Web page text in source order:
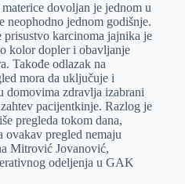
dovoljan je jednom u
neophodno jednom godišnje.
karcinoma jajnika je
kolor dopler i obavljanje
Takođe odlazak na
mora da uključuje i
domovima zdravlja izabrani
pacijentkinje. Razlog je
pregleda tokom dana,
ovakav pregled nemaju
Mitrović Jovanović,
odeljenja u GAK